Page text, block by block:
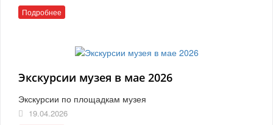
Подробнее
Экскурсии музея в мае 2026
Экскурсии по площадкам музея
19.04.2026